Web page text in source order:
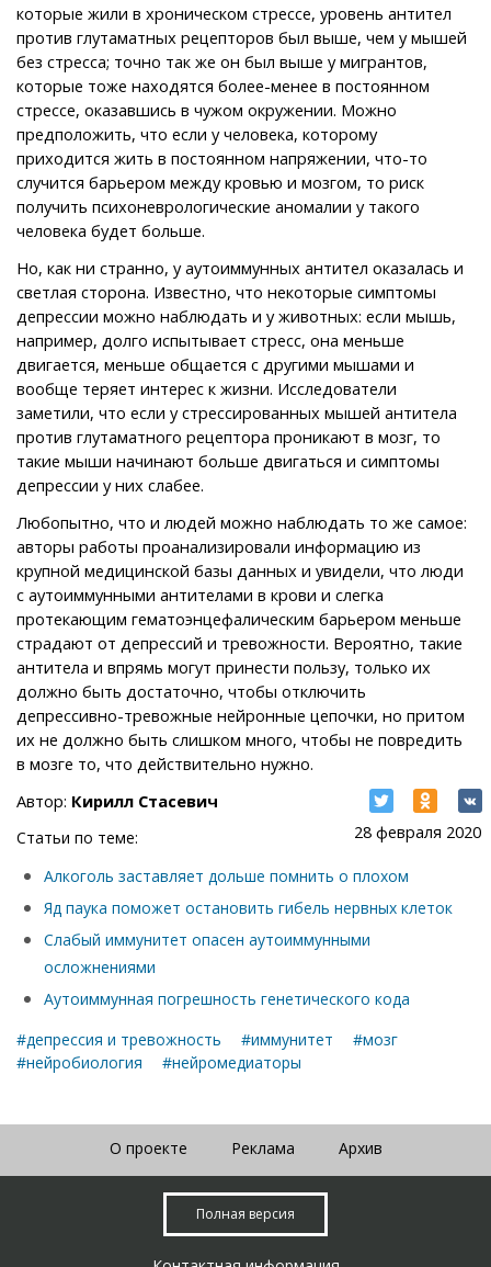
которые жили в хроническом стрессе, уровень антител
против глутаматных рецепторов был выше, чем у мышей
без стресса; точно так же он был выше у мигрантов,
которые тоже находятся более-менее в постоянном
стрессе, оказавшись в чужом окружении. Можно
предположить, что если у человека, которому
приходится жить в постоянном напряжении, что-то
случится барьером между кровью и мозгом, то риск
получить психоневрологические аномалии у такого
человека будет больше.
Но, как ни странно, у аутоиммунных антител оказалась и
светлая сторона. Известно, что некоторые симптомы
депрессии можно наблюдать и у животных: если мышь,
например, долго испытывает стресс, она меньше
двигается, меньше общается с другими мышами и
вообще теряет интерес к жизни. Исследователи
заметили, что если у стрессированных мышей антитела
против глутаматного рецептора проникают в мозг, то
такие мыши начинают больше двигаться и симптомы
депрессии у них слабее.
Любопытно, что и людей можно наблюдать то же самое:
авторы работы проанализировали информацию из
крупной медицинской базы данных и увидели, что люди
с аутоиммунными антителами в крови и слегка
протекающим гематоэнцефалическим барьером меньше
страдают от депрессий и тревожности. Вероятно, такие
антитела и впрямь могут принести пользу, только их
должно быть достаточно, чтобы отключить
депрессивно-тревожные нейронные цепочки, но притом
их не должно быть слишком много, чтобы не повредить
в мозге то, что действительно нужно.
28 февраля 2020
Автор: Кирилл Стасевич
Статьи по теме:
Алкоголь заставляет дольше помнить о плохом
Яд паука поможет остановить гибель нервных клеток
Слабый иммунитет опасен аутоиммунными
осложнениями
Аутоиммунная погрешность генетического кода
#депрессия и тревожность
#иммунитет
#мозг
#нейробиология
#нейромедиаторы
О проекте Реклама Архив
Полная версия